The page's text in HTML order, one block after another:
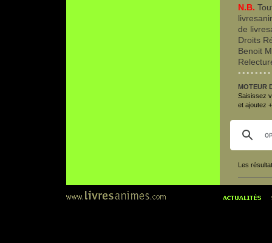
N.B.
de
Droits
Benoit
° ° ° ° ° ° °
MOTEUR
Saisissez
et ajoutez
Les